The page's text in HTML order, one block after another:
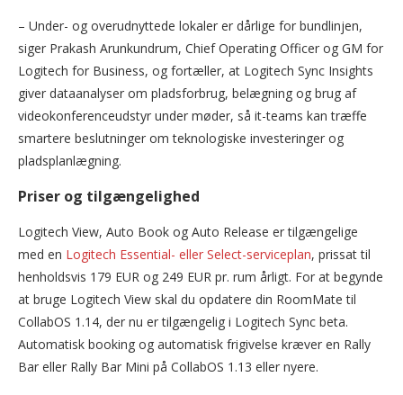
– Under- og overudnyttede lokaler er dårlige for bundlinjen,
siger Prakash Arunkundrum, Chief Operating Officer og GM for
Logitech for Business, og fortæller, at Logitech Sync Insights
giver dataanalyser om pladsforbrug, belægning og brug af
videokonferenceudstyr under møder, så it-teams kan træffe
smartere beslutninger om teknologiske investeringer og
pladsplanlægning.
Priser og tilgængelighed
Logitech View, Auto Book og Auto Release er tilgængelige
med en Logitech Essential- eller Select-serviceplan, prissat til
henholdsvis 179 EUR og 249 EUR pr. rum årligt. For at begynde
at bruge Logitech View skal du opdatere din RoomMate til
CollabOS 1.14, der nu er tilgængelig i Logitech Sync beta.
Automatisk booking og automatisk frigivelse kræver en Rally
Bar eller Rally Bar Mini på CollabOS 1.13 eller nyere.